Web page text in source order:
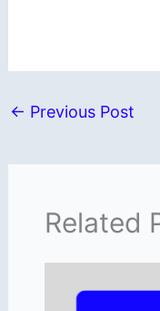
← Previous Post
Related